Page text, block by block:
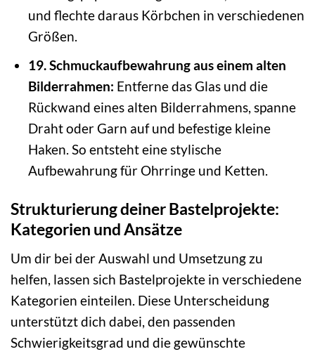
und flechte daraus Körbchen in verschiedenen
Größen.
19. Schmuckaufbewahrung aus einem alten
Bilderrahmen: Entferne das Glas und die
Rückwand eines alten Bilderrahmens, spanne
Draht oder Garn auf und befestige kleine
Haken. So entsteht eine stylische
Aufbewahrung für Ohrringe und Ketten.
Strukturierung deiner Bastelprojekte:
Kategorien und Ansätze
Um dir bei der Auswahl und Umsetzung zu
helfen, lassen sich Bastelprojekte in verschiedene
Kategorien einteilen. Diese Unterscheidung
unterstützt dich dabei, den passenden
Schwierigkeitsgrad und die gewünschte